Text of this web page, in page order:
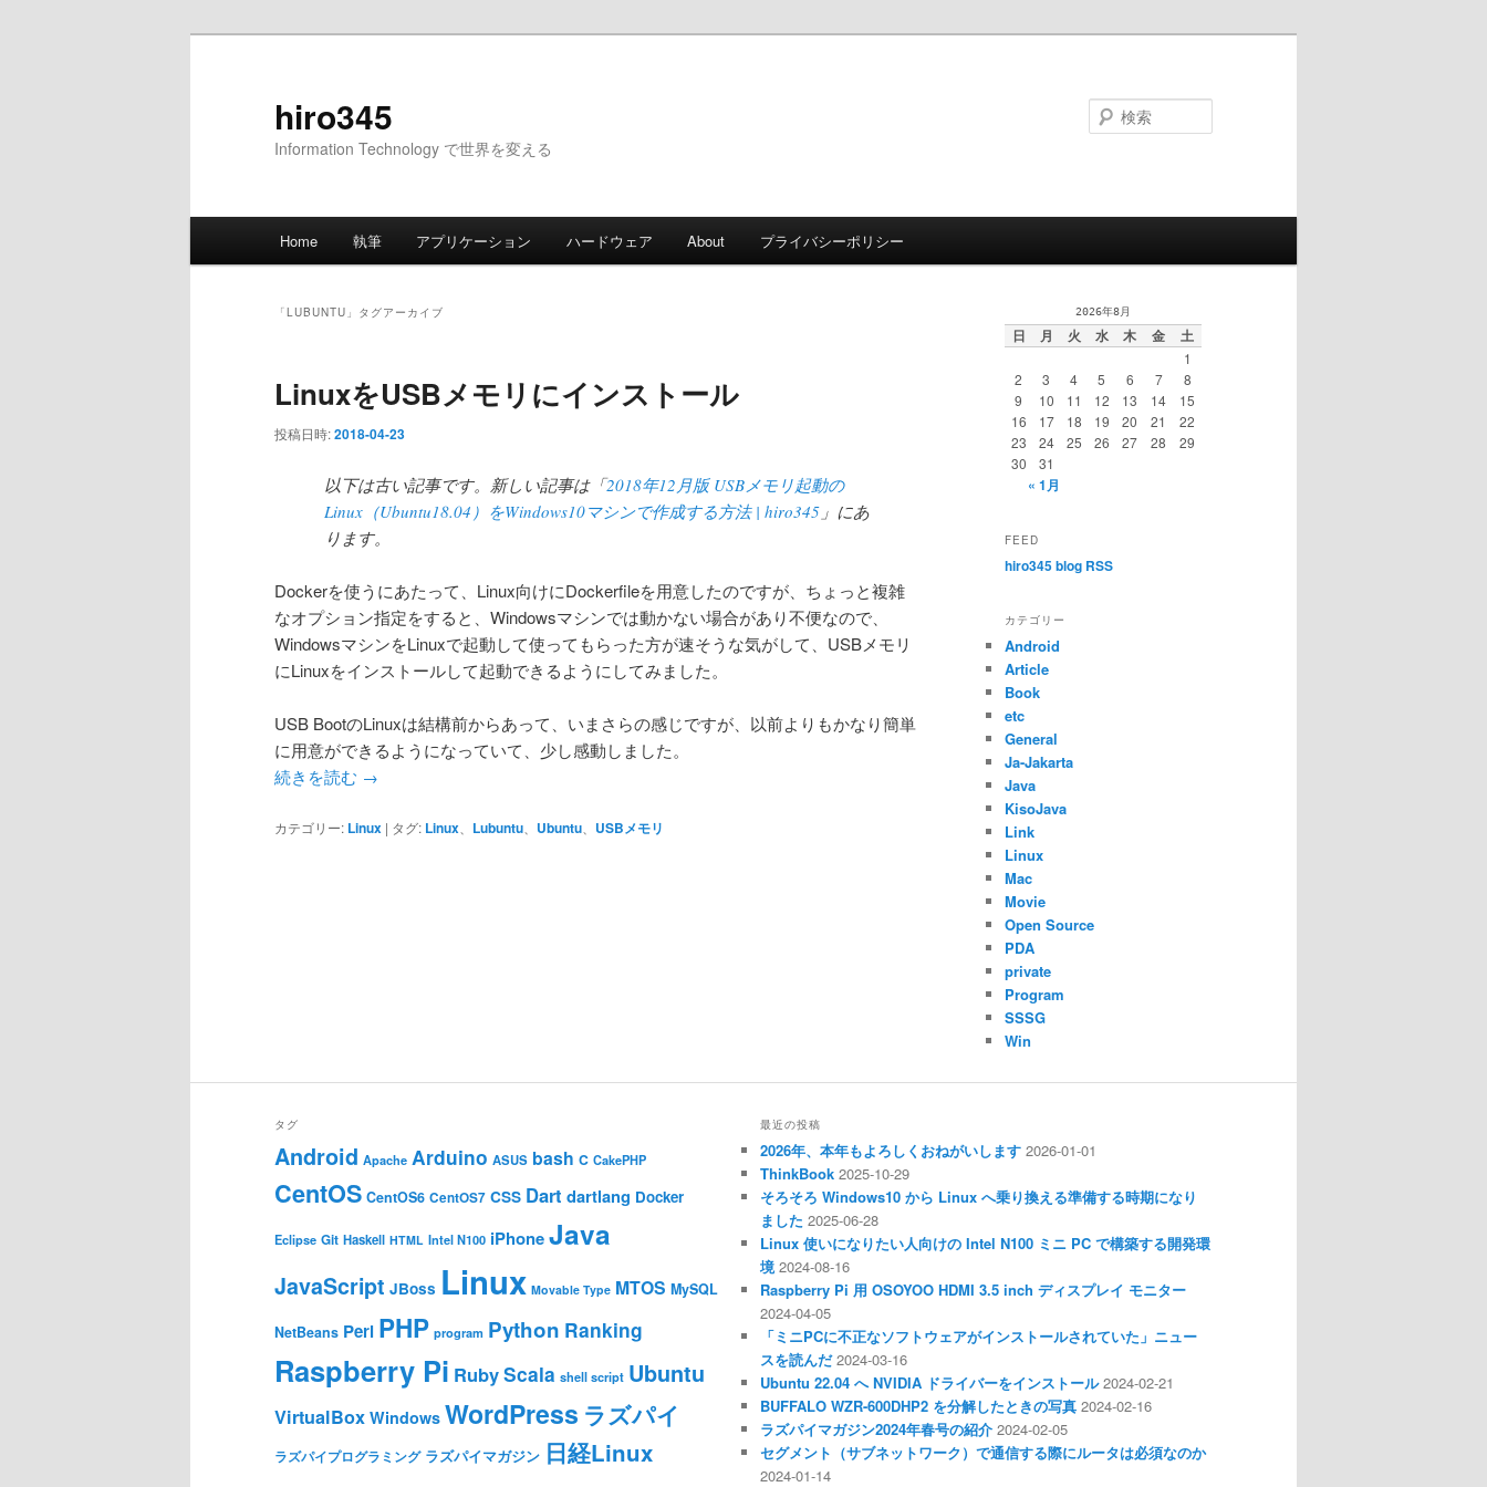
hiro345
Information Technology で世界を変える
Home 執筆 アプリケーション ハードウェア About プライバシーポリシー
「LUBUNTU 」タグアーカイブ
LinuxをUSBメモリにインストール
投稿日時:2018-04-23
以下は古い記事です。新しい記事は「2018年12月版 USBメモリ起動の
Linux（Ubuntu18.04）をWindows10マシンで作成する方法 | hiro345 」にあ
ります。
Dockerを使うにあたって、Linux向けにDockerfileを用意したのですが、ちょっと複雑
なオプション指定をすると、Windowsマシンでは動かない場合があり不便なので、
WindowsマシンをLinuxで起動して使ってもらった方が速そうな気がして、USBメモリ
にLinuxをインストールして起動できるようにしてみました。
USB BootのLinuxは結構前からあって、いまさらの感じですが、以前よりもかなり簡単
に用意ができるようになっていて、少し感動しました。
続きを読む →
カテゴリー: Linux | タグ: Linux Lubuntu Ubuntu USBメモリ
2026年8月
日 月 火 水 木 金 土
1
2
3 4 5 6 7
8
9
10 11 12 13 14
15
16
17 18 19 20 21
22
23
24 25 26 27 28
29
30
31
« 1月
FEED
hiro345 blog RSS
カテゴリー
Android
Article
Book
etc
General
Ja-Jakarta
Java
KisoJava
Link
Linux
Mac
Movie
Open Source
PDA
private
Program
SSSG
Win
タグ
Android Apache Arduino ASUS bash C CakePHP
CentOS CentOS6 CentOS7 CSS Dart dartlang Docker
Eclipse Git Haskell HTML Intel N100 iPhoneJava
JavaScript JBoss Linux Movable Type MTOS MySQL
NetBeans Perl PHP program Python Ranking
Raspberry Pi RubyScala shell script Ubuntu
VirtualBox Windows WordPress ラズパイ
ラズパイプログラミング ラズパイマガジン 日経Linux
最近の投稿
2026年、本年もよろしくおねがいします 2026-01-01
ThinkBook 2025-10-29
そろそろ Windows10 から Linux へ乗り換える準備する時期になり
ました 2025-06-28
Linux 使いになりたい人向けの Intel N100 ミニ PC で構築する開発環
境 2024-08-16
Raspberry Pi 用 OSOYOO HDMI 3.5 inch ディスプレイ モニター
2024-04-05
「ミニPCに不正なソフトウェアがインストールされていた」ニュー
スを読んだ 2024-03-16
Ubuntu 22.04 へ NVIDIA ドライバーをインストール 2024-02-21
BUFFALO WZR-600DHP2 を分解したときの写真 2024-02-16
ラズパイマガジン2024年春号の紹介 2024-02-05
セグメント（サブネットワーク）で通信する際にルータは必須なのか
2024-01-14